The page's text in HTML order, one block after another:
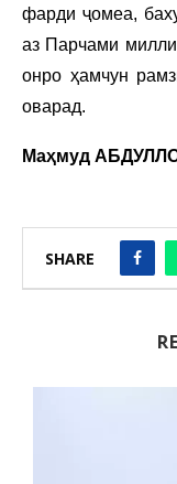
фарди ҷомеа,
аз Парчами
онро ҳамчун
оварад.
Маҳмуд
SHARE